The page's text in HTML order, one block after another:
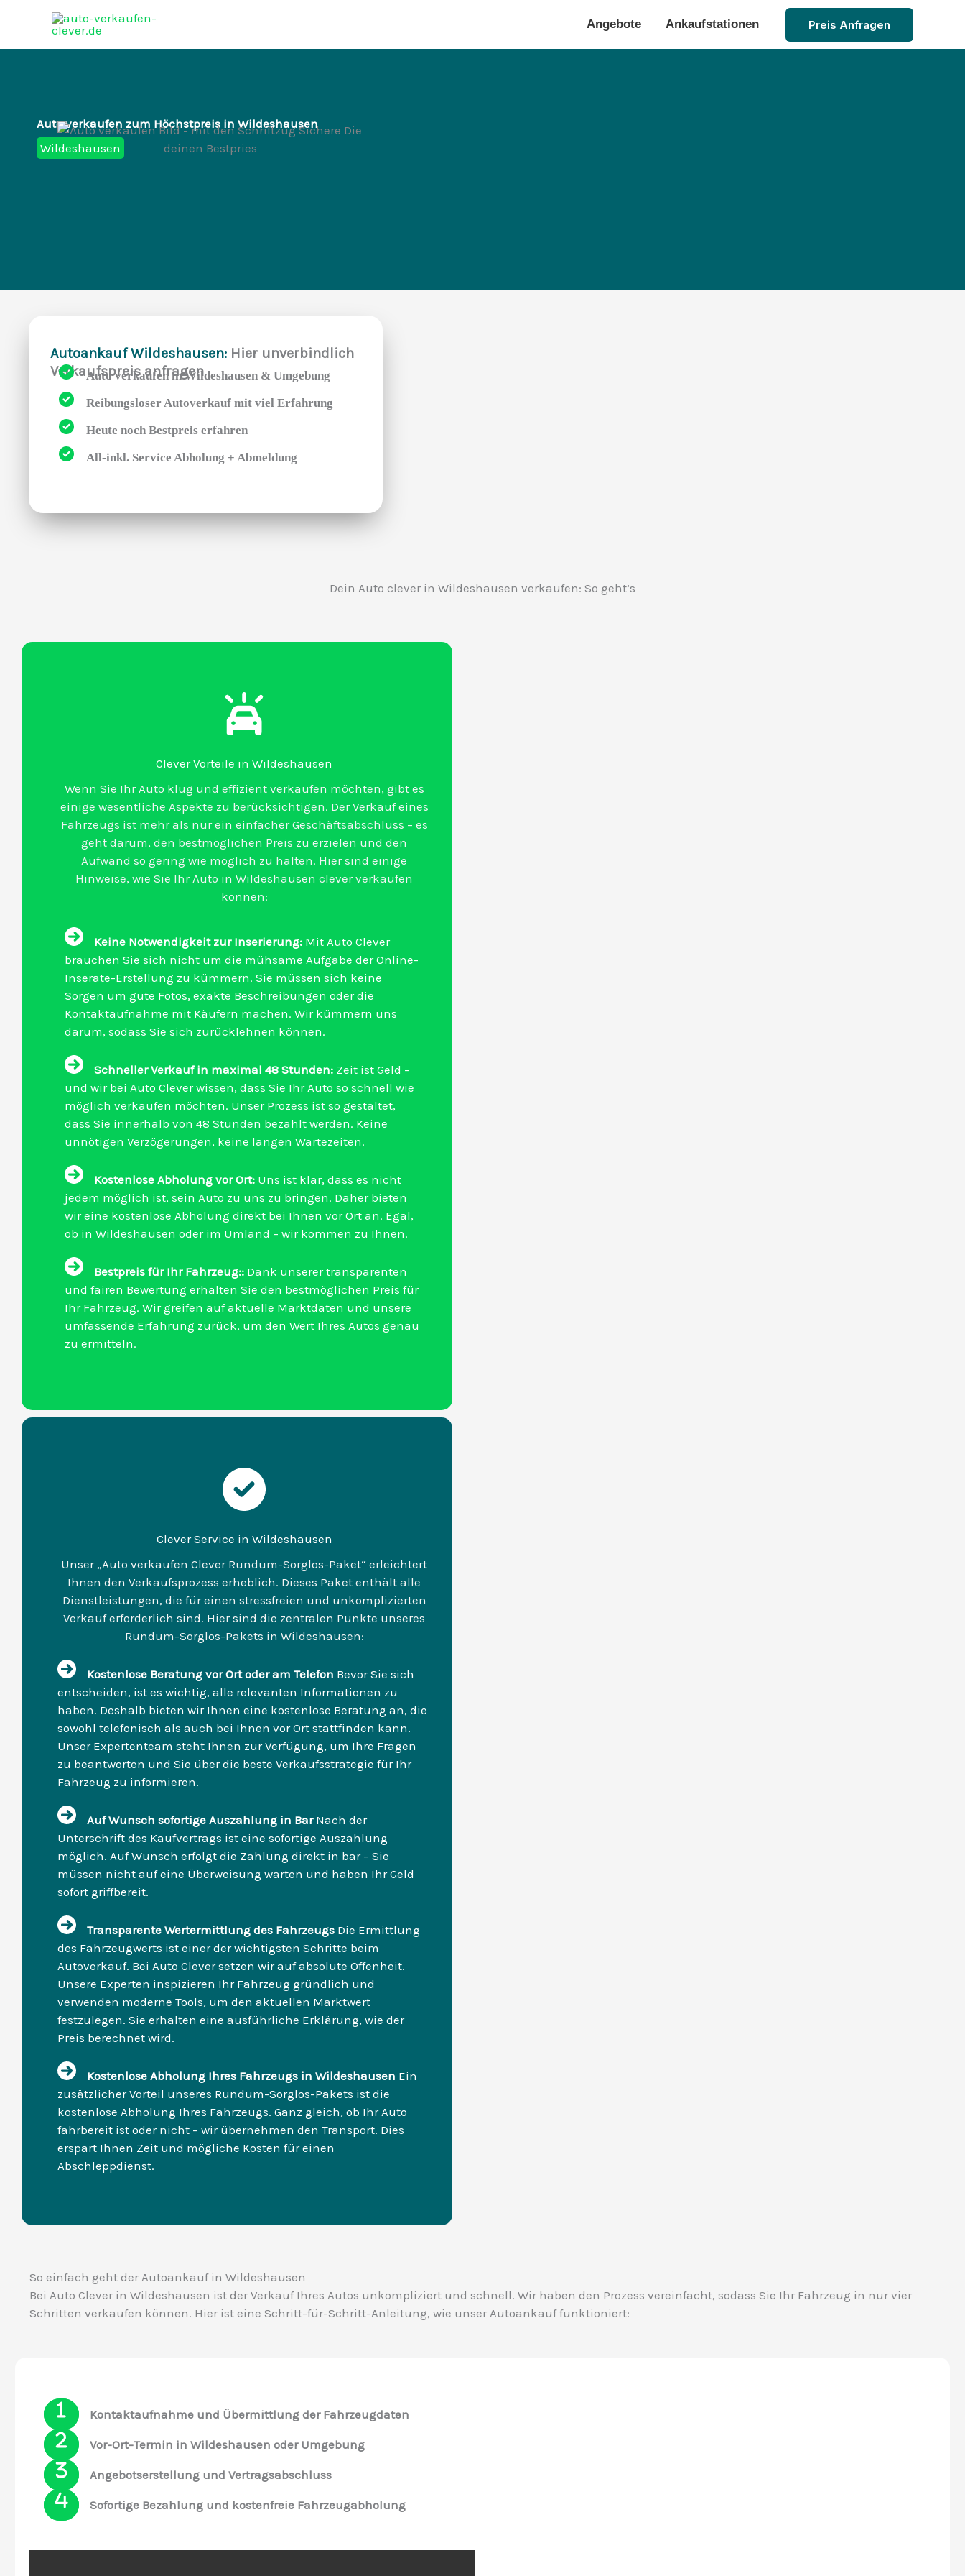
Angebote Ankaufstationen Preis Anfragen
Auto verkaufen zum Höchstpreis in Wildeshausen
Autoankauf
Wildeshausen
Autoankauf Wildeshausen: Hier unverbindlich
Verkaufspreis anfragen
Auto verkaufen in Wildeshausen & Umgebung
Reibungsloser Autoverkauf mit viel Erfahrung
Heute noch Bestpreis erfahren
All-inkl. Service Abholung + Abmeldung
Dein Auto clever in Wildeshausen verkaufen: So geht’s
Clever Vorteile in Wildeshausen
Wenn Sie Ihr Auto klug und effizient verkaufen möchten, gibt es
einige wesentliche Aspekte zu berücksichtigen. Der Verkauf eines
Fahrzeugs ist mehr als nur ein einfacher Geschäftsabschluss – es
geht darum, den bestmöglichen Preis zu erzielen und den
Aufwand so gering wie möglich zu halten. Hier sind einige
Hinweise, wie Sie Ihr Auto in Wildeshausen clever verkaufen
können:
Keine Notwendigkeit zur Inserierung: Mit Auto Clever
brauchen Sie sich nicht um die mühsame Aufgabe der Online-
Inserate-Erstellung zu kümmern. Sie müssen sich keine
Sorgen um gute Fotos, exakte Beschreibungen oder die
Kontaktaufnahme mit Käufern machen. Wir kümmern uns
darum, sodass Sie sich zurücklehnen können.
Schneller Verkauf in maximal 48 Stunden: Zeit ist Geld –
und wir bei Auto Clever wissen, dass Sie Ihr Auto so schnell wie
möglich verkaufen möchten. Unser Prozess ist so gestaltet,
dass Sie innerhalb von 48 Stunden bezahlt werden. Keine
unnötigen Verzögerungen, keine langen Wartezeiten.
Kostenlose Abholung vor Ort: Uns ist klar, dass es nicht
jedem möglich ist, sein Auto zu uns zu bringen. Daher bieten
wir eine kostenlose Abholung direkt bei Ihnen vor Ort an. Egal,
ob in Wildeshausen oder im Umland – wir kommen zu Ihnen.
Bestpreis für Ihr Fahrzeug:: Dank unserer transparenten
und fairen Bewertung erhalten Sie den bestmöglichen Preis für
Ihr Fahrzeug. Wir greifen auf aktuelle Marktdaten und unsere
umfassende Erfahrung zurück, um den Wert Ihres Autos genau
zu ermitteln.
Clever Service in Wildeshausen
Unser „Auto verkaufen Clever Rundum-Sorglos-Paket“ erleichtert
Ihnen den Verkaufsprozess erheblich. Dieses Paket enthält alle
Dienstleistungen, die für einen stressfreien und unkomplizierten
Verkauf erforderlich sind. Hier sind die zentralen Punkte unseres
Rundum-Sorglos-Pakets in Wildeshausen:
Kostenlose Beratung vor Ort oder am Telefon Bevor Sie sich
entscheiden, ist es wichtig, alle relevanten Informationen zu
haben. Deshalb bieten wir Ihnen eine kostenlose Beratung an, die
sowohl telefonisch als auch bei Ihnen vor Ort stattfinden kann.
Unser Expertenteam steht Ihnen zur Verfügung, um Ihre Fragen
zu beantworten und Sie über die beste Verkaufsstrategie für Ihr
Fahrzeug zu informieren.
Auf Wunsch sofortige Auszahlung in Bar Nach der
Unterschrift des Kaufvertrags ist eine sofortige Auszahlung
möglich. Auf Wunsch erfolgt die Zahlung direkt in bar – Sie
müssen nicht auf eine Überweisung warten und haben Ihr Geld
sofort griffbereit.
Transparente Wertermittlung des Fahrzeugs Die Ermittlung
des Fahrzeugwerts ist einer der wichtigsten Schritte beim
Autoverkauf. Bei Auto Clever setzen wir auf absolute Offenheit.
Unsere Experten inspizieren Ihr Fahrzeug gründlich und
verwenden moderne Tools, um den aktuellen Marktwert
festzulegen. Sie erhalten eine ausführliche Erklärung, wie der
Preis berechnet wird.
Kostenlose Abholung Ihres Fahrzeugs in Wildeshausen Ein
zusätzlicher Vorteil unseres Rundum-Sorglos-Pakets ist die
kostenlose Abholung Ihres Fahrzeugs. Ganz gleich, ob Ihr Auto
fahrbereit ist oder nicht – wir übernehmen den Transport. Dies
erspart Ihnen Zeit und mögliche Kosten für einen
Abschleppdienst.
So einfach geht der Autoankauf in Wildeshausen
Bei Auto Clever in Wildeshausen ist der Verkauf Ihres Autos unkompliziert und schnell. Wir haben den Prozess vereinfacht, sodass Sie Ihr Fahrzeug in nur vier
Schritten verkaufen können. Hier ist eine Schritt-für-Schritt-Anleitung, wie unser Autoankauf funktioniert:
Kontaktaufnahme und Übermittlung der Fahrzeugdaten
Vor-Ort-Termin in Wildeshausen oder Umgebung
Angebotserstellung und Vertragsabschluss
Sofortige Bezahlung und kostenfreie Fahrzeugabholung